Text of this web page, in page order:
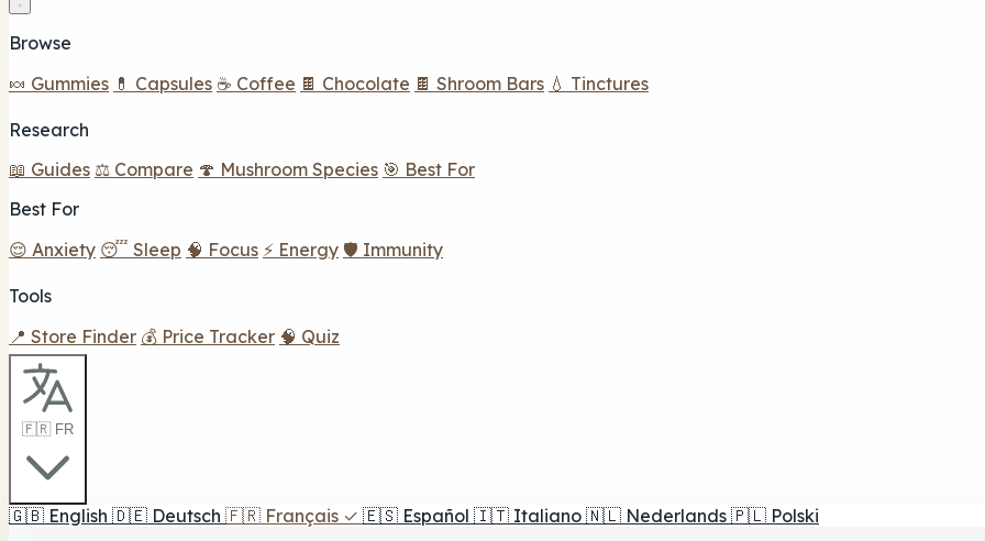
Browse
🍬 Gummies 💊 Capsules ☕ Coffee 🍫 Chocolate 🍫 Shroom Bars 💧 Tinctures
Research
📖 Guides ⚖️ Compare 🍄 Mushroom Species 🎯 Best For
Best For
😌 Anxiety 😴 Sleep 🧠 Focus ⚡ Energy 🛡️ Immunity
Tools
📍 Store Finder 💰 Price Tracker 🧠 Quiz
🇫🇷 FR
🇬🇧 English 🇩🇪 Deutsch 🇫🇷 Français ✓ 🇪🇸 Español 🇮🇹 Italiano 🇳🇱 Nederlands 🇵🇱 Polski